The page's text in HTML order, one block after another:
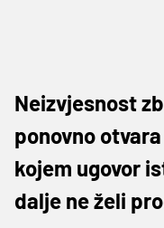
Neizvjesnost
ponovno
kojem ugovor
dalje ne želi